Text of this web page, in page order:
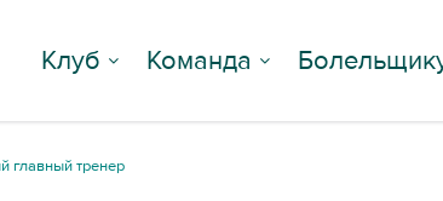
Клуб Команда
главный тренер